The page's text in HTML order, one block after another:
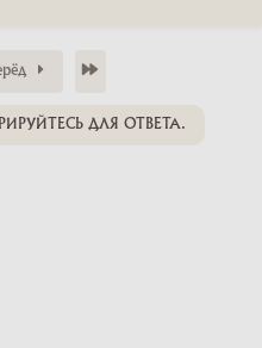
ДЛЯ ОТВЕТА.